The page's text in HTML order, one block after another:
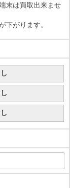
末は買取出来ませ
下がります。